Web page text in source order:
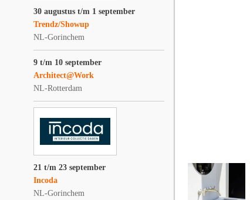
30 augustus t/m 1 september
Trendz/Showup
NL-Gorinchem
9 t/m 10 september
Architect@Work
NL-Rotterdam
21 t/m 23 september
Incoda
NL-Gorinchem